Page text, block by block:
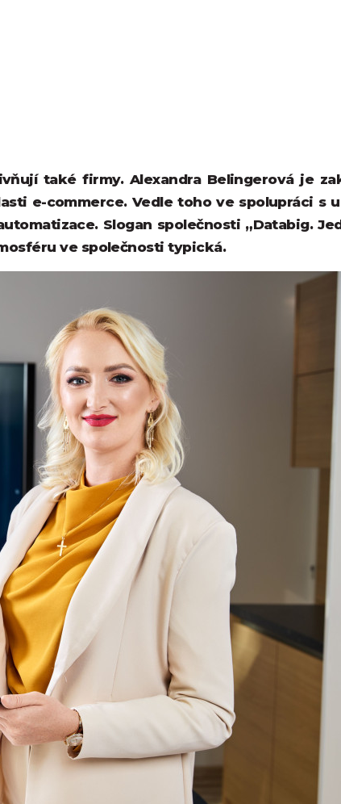
také firmy. Alexandra Belingerová je
e-commerce. Vedle toho ve spolupráci s
Slogan společnosti „Databig.
ve společnosti typická.